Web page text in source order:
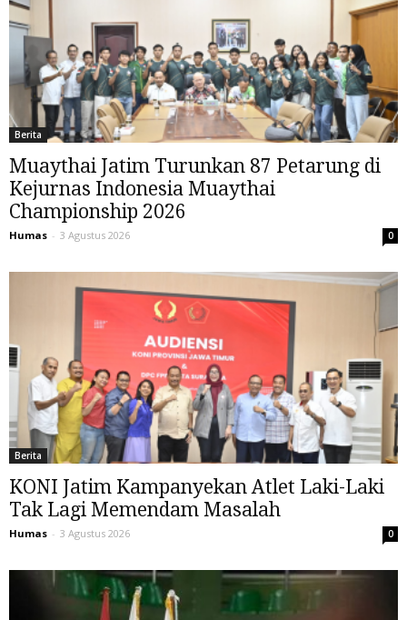
Berita
Muaythai Jatim Turunkan 87 Petarung di
Kejurnas Indonesia Muaythai
Championship 2026
Humas - 3 Agustus 2026 0
Berita
KONI Jatim Kampanyekan Atlet Laki-Laki
Tak Lagi Memendam Masalah
Humas - 3 Agustus 2026 0